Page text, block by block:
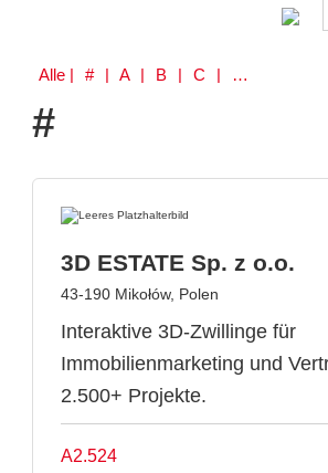
Alle | # | A | B | C | D | K | P | R | S | V
#
3D ESTATE Sp. z o.o.
43-190 Mikołów, Polen
Interaktive 3D-Zwillinge für
Immobilienmarketing und
2.500+ Projekte.
A2.524